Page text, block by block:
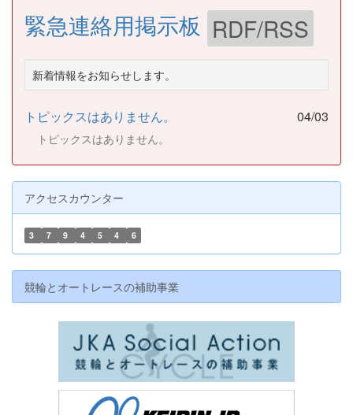
緊急連絡用掲示板 RDF/RSS
新着情報をお知らせします。
トピックスはありません。 04/03
トピックスはありません。
アクセスカウンター
3 7 9 4 5 4 6
競輪とオートレースの補助事業